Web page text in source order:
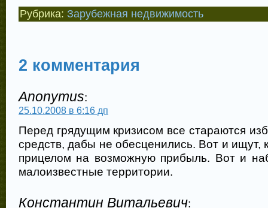
Рубрика: Зарубежная недвижимость
2 комментария
Anonymus:
25.10.2008 в 6:16 дп
Перед грядущим кризисом все стараются
средств, дабы не обесценились. Вот и ищут,
прицелом на возможную прибыль. Вот и
малоизвестные территории.
Константин Витальевич: